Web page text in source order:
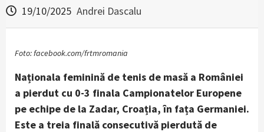
19/10/2025 Andrei Dascalu
Foto: facebook.com/frtmromania
Naționala feminină de tenis de masă a României
a pierdut cu 0-3 finala Campionatelor Europene
pe echipe de la Zadar, Croația, în fața Germaniei.
Este a treia finală consecutivă pierdută de